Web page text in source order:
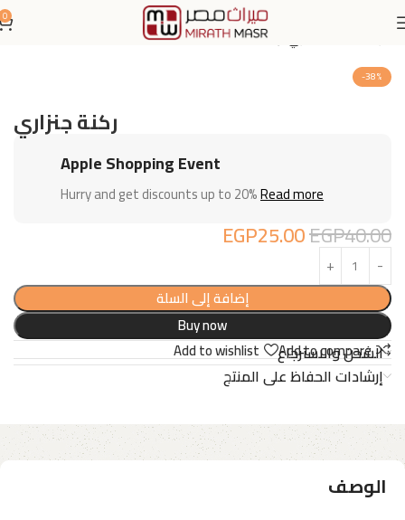
0
ركنة
-38%
ركنة جنزاري
Apple Shopping Event
Hurry and get discounts up to 20%Read more
EGP40.00
EGP25.00
إضافة إلى السلة
Buy now
Add to compare
Add to wishlist
الشحن والاسترجاع
إرشادات الحفاظ على المنتج
الوصف